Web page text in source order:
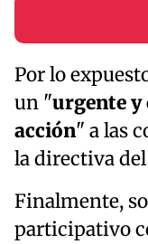
Por lo
un "urgente y
acción" a las
la directiva del
Finalmente,
participativo